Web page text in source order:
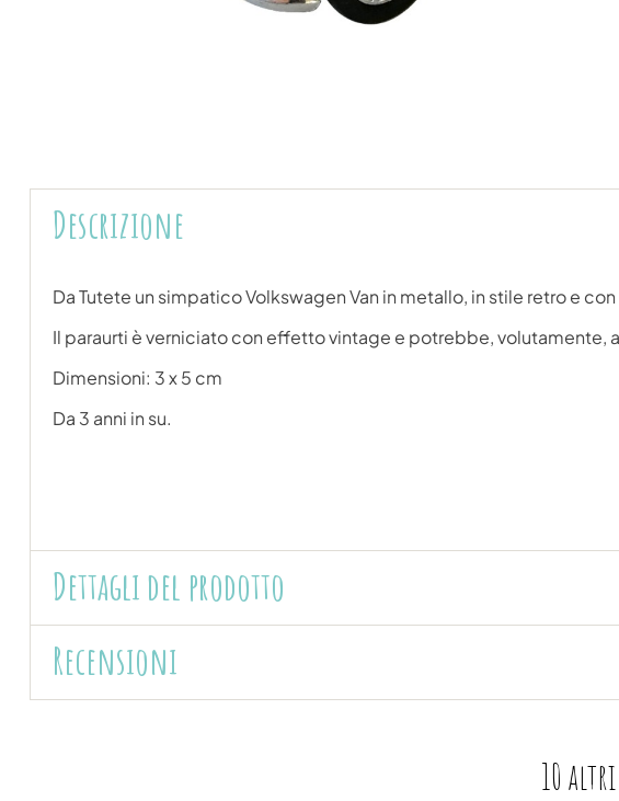
Descrizione
Da Tutete un simpatico Volkswagen Van in metallo, in stile retro e
Il paraurti è verniciato con effetto vintage e potrebbe, volutamente,
Dimensioni: 3 x 5 cm
Da 3 anni in su.
Dettagli del prodotto
Recensioni
10